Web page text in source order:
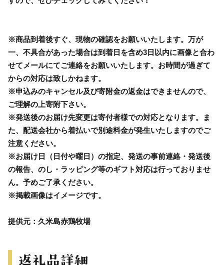
※商品到着後すぐ、現物の確認をお願いいたします。万が
一、不具合があった場合は到着日を含め3日以内に画像と合わ
せてメールにてご連絡をお願いいたします。お時間が過ぎて
からの対応は致しかねます。
※申込みのキャンセル及び寄附金の返金はできませんので、
ご理解の上寄附下さい。
※発送後のお届け先変更は寄付者様での対応となります。ま
た、配送会社から着払いで別途料金が発生いたしますのでご
注意ください。
※お届け日（日付や曜日）の指定、発送の事前連絡・発送後
の報告、のし・ラッピング等のギフト対応は行っておりませ
ん。予めご了承ください。
※掲載画像はイメージです。
提供元：久米島赤鶏牧場